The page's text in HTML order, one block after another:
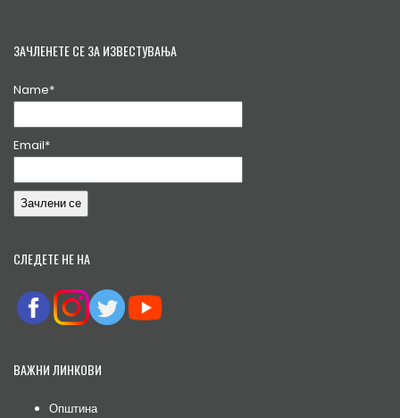
ЗАЧЛЕНЕТЕ СЕ ЗА ИЗВЕСТУВАЊА
Name*
Email*
СЛЕДЕТЕ НЕ НА
ВАЖНИ ЛИНКОВИ
Општина